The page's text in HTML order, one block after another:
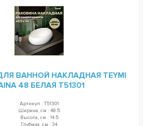
ВАННОЙ НАКЛАДНАЯ TEYMI
48 БЕЛАЯ T51301
Артикул : T51301
Ширина, см : 48.5
Высота, см : 14.5
Глубина, см : 34